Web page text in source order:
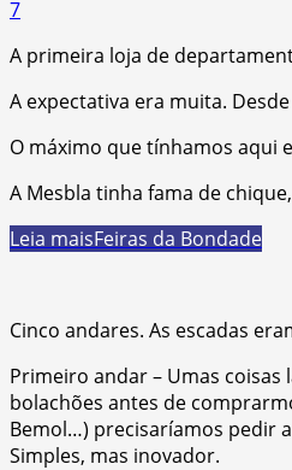
7
A primeira loja de
A expectativa era muita.
O máximo que tínhamos aqui
A Mesbla tinha fama de
Leia maisFeiras da Bondade
Cinco andares. As escadas
Primeiro andar – Umas coisas
bolachões antes de
Bemol…) precisaríamos pedir
Simples, mas inovador.